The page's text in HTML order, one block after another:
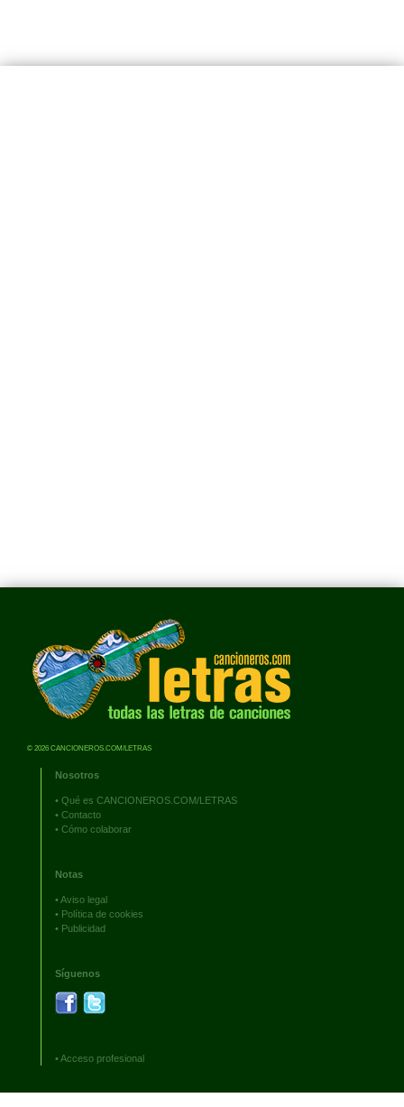
© 2026 CANCIONEROS.COM/LETRAS
Nosotros
• Qué es CANCIONEROS.COM/LETRAS
• Contacto
• Cómo colaborar
Notas
•Aviso legal
• Política de cookies
• Publicidad
Síguenos
•Acceso profesional